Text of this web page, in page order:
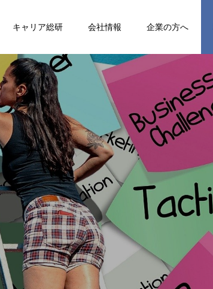
キャリア総研 会社情報 企業の方へ